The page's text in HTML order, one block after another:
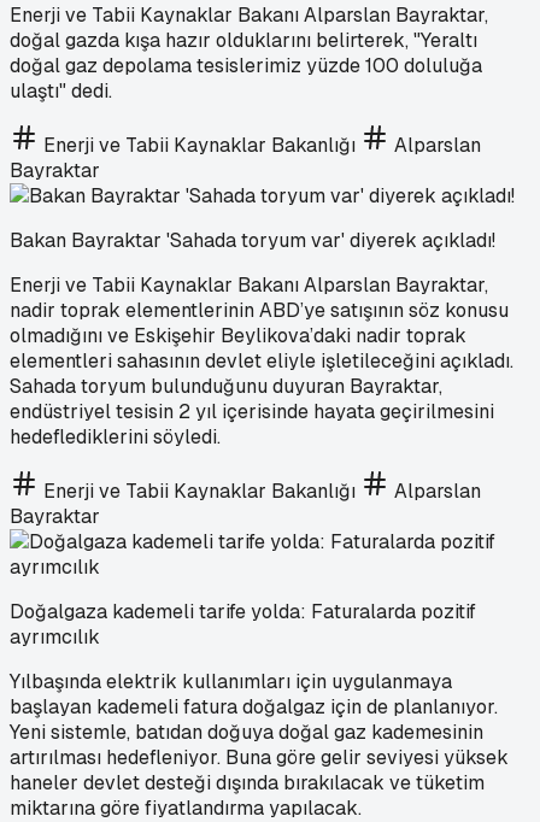
Enerji ve Tabii Kaynaklar Bakanı Alparslan Bayraktar,
doğal gazda kışa hazır olduklarını belirterek, "Yeraltı
doğal gaz depolama tesislerimiz yüzde 100 doluluğa
ulaştı" dedi.
Enerji ve Tabii Kaynaklar Bakanlığı
Alparslan
Bayraktar
Bakan Bayraktar 'Sahada toryum var' diyerek açıkladı!
Enerji ve Tabii Kaynaklar Bakanı Alparslan Bayraktar,
nadir toprak elementlerinin ABD’ye satışının söz konusu
olmadığını ve Eskişehir Beylikova’daki nadir toprak
elementleri sahasının devlet eliyle işletileceğini açıkladı.
Sahada toryum bulunduğunu duyuran Bayraktar,
endüstriyel tesisin 2 yıl içerisinde hayata geçirilmesini
hedeflediklerini söyledi.
Enerji ve Tabii Kaynaklar Bakanlığı
Alparslan
Bayraktar
Doğalgaza kademeli tarife yolda: Faturalarda pozitif
ayrımcılık
Yılbaşında elektrik kullanımları için uygulanmaya
başlayan kademeli fatura doğalgaz için de planlanıyor.
Yeni sistemle, batıdan doğuya doğal gaz kademesinin
artırılması hedefleniyor. Buna göre gelir seviyesi yüksek
haneler devlet desteği dışında bırakılacak ve tüketim
miktarına göre fiyatlandırma yapılacak.